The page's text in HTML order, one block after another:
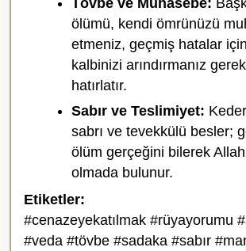
ölümü, kendi ömrünüzü
etmeniz, geçmiş hatalar
kalbinizi arındırmanız
hatırlatır.
Sabır ve Teslimiyet:
sabrı ve tevekkülü besler;
ölüm gerçeğini bilerek
olmada bulunur.
Etiketler:
#cenazeyekatılmak #rüyayorumu
#veda #tövbe #sadaka #sabır